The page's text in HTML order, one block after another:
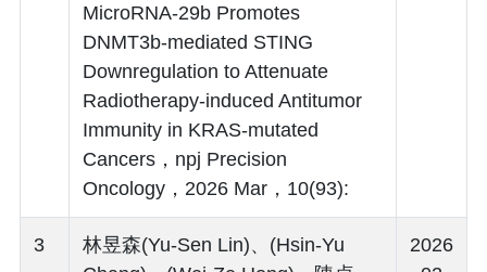
MicroRNA-29b Promotes
DNMT3b-mediated STING
Downregulation to Attenuate
Radiotherapy-induced Antitumor
Immunity in KRAS-mutated
Cancers，npj Precision
Oncology，2026 Mar，10(93):
3
林昱森(Yu-Sen Lin)、(Hsin-Yu
2026